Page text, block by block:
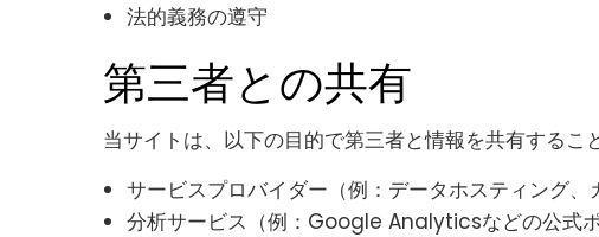
法的義務の遵守
第三者との共有
当サイトは、以下の目的で第三者と情報を共有するこ
サービスプロバイダー（例：データホスティング、
分析サービス（例：Google Analyticsなどの公式ポ